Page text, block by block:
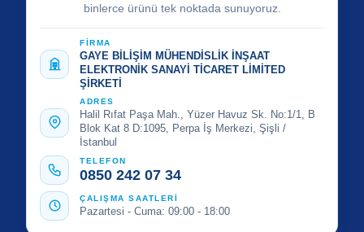
binlerce ürünü tek noktada sunuyoruz.
FİRMA
GAYE BİLİŞİM MÜHENDİSLİK İNŞAAT
ELEKTRONİK SANAYİ TİCARET LİMİTED
ŞİRKETİ
ADRES
Halil Rıfat Paşa Mah., Yüzer Havuz Sk. No:1/1, B
Blok Kat 8 D:1095, Perpa İş Merkezi, Şişli /
İstanbul
TELEFON
0850 242 07 34
ÇALIŞMA SAATLERİ
Pazartesi - Cuma: 09:00 - 18:00